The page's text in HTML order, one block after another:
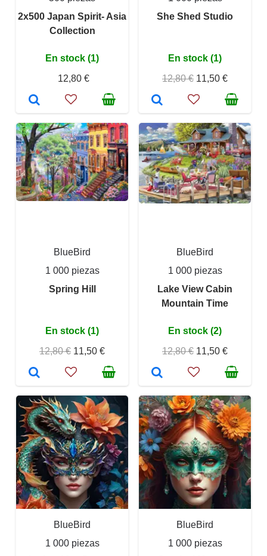
2x500 Japan Spirit- Asia
Collection
En stock (1)
12,80 €
She Shed Studio
En stock (1)
12,80 € 11,50 €
BlueBird
1 000 piezas
Spring Hill
En stock (1)
12,80 € 11,50 €
BlueBird
1 000 piezas
Lake View Cabin
Mountain Time
En stock (2)
12,80 € 11,50 €
BlueBird
1 000 piezas
BlueBird
1 000 piezas